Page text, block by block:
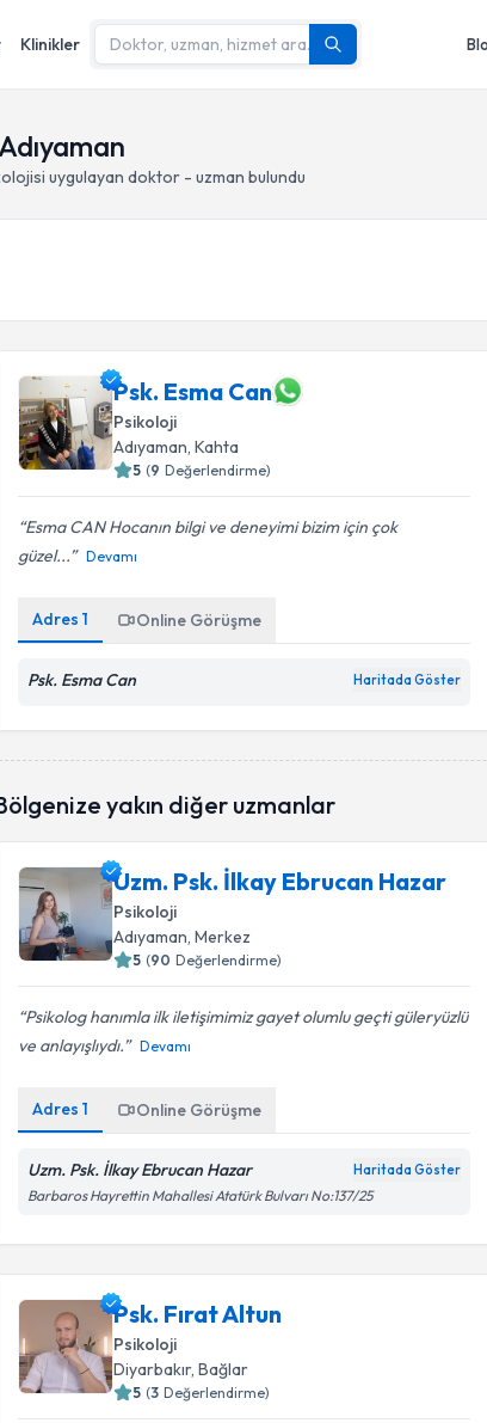
Klinikler
uygulayan doktor - uzman bulundu
Psk. Esma Can
Psikoloji
Adıyaman, Kahta
5 (9 Değerlendirme)
Esma CAN Hocanın bilgi ve deneyimi bizim için çok
güzel...
Devamı
Adres1 Online Görüşme
Psk. Esma Can Haritada Göster
yakın diğer uzmanlar
Uzm. Psk. İlkay Ebrucan Hazar
Psikoloji
Adıyaman, Merkez
5 (90 Değerlendirme)
Psikolog hanımla ilk iletişimimiz gayet olumlu geçti güleryüzlü
ve anlayışlıydı.
Devamı
Adres1 Online Görüşme
Uzm. Psk. İlkay Ebrucan Hazar Haritada Göster
Barbaros Hayrettin Mahallesi Atatürk Bulvarı No:137/25
Psk. Fırat Altun
Psikoloji
Diyarbakır, Bağlar
5 (3 Değerlendirme)